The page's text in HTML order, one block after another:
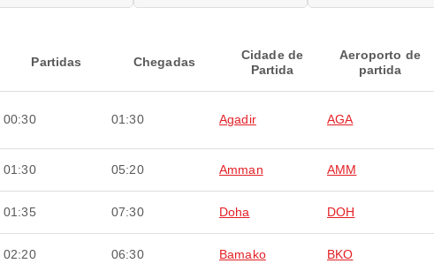
Partidas Chegadas
Cidade de
Partida
Aeroporto de
partida
00:30 01:30 Agadir AGA
01:30 05:20 Amman AMM
01:35 07:30 Doha DOH
02:20 06:30 Bamako BKO